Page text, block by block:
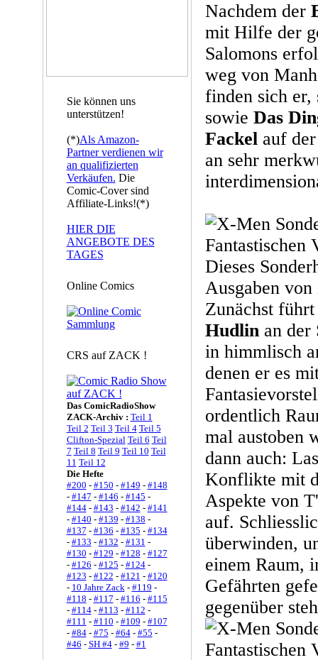
Sie können uns
unterstützen!
(*)Als Amazon-
Partner verdienen wir
an qualifizierten
Verkäufen. Die
Comic-Cover sind
Affiliate-Links!(*)
HIER DIE
ANGEBOTE DES
TAGES
Online Comics
CRS auf ZACK !
Das ComicRadioShow
ZACK-Archiv : Teil 1
Teil 2 Teil 3 Teil 4 Teil 5
Clifton-Spezial Teil 6 Teil
7 Teil 8 Teil 9 Teil 10 Teil
11 Teil 12
Die Hefte
#200 - #150 - #149 - #148
- #147 - #146 - #145 -
#144- #143 - #142 - #141
- #140 - #139 - #138 -
#137 - #136 - #135 - #134
- #133 - #132 - #131 -
#130 - #129 - #128 - #127
- #126 - #125 - #124-
#123 - #122 - #121 - #120
- 10 Jahre Zack- #119 -
#118 - #117 - #116 - #115
- #114- #113 - #112 -
#111 - #110 - #109 - #107
- #84- #75 - #64- #55 -
#46 - SH #4- #9 - #1
Nachdem der
mit Hilfe der
Salomons
weg von
finden sich
sowie Das
Fackelauf der
an sehr
Dieses
Ausgaben
Zunächst
Hudlinan der
in himmlisch
denen er es
ordentlich
mal austoben
dann auch:
Konflikte mit
Aspekte von
auf.
überwinden,
einem Raum,
Gefährten
gegenüber